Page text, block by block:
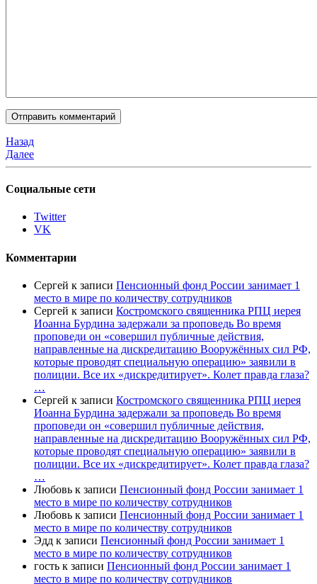
Назад
Далее
Социальные сети
Twitter
VK
Комментарии
Сергей к записи Пенсионный фонд России занимает 1
место в мире по количеству сотрудников
Сергей к записи Костромского священника РПЦ иерея
Иоанна Бурдина задержали за проповедь Во время
проповеди он «совершил публичные действия,
направленные на дискредитацию Вооружённых сил РФ,
которые проводят специальную операцию» заявили в
полиции. Все их «дискредитирует». Колет правда глаза?
…
Сергей к записи Костромского священника РПЦ иерея
Иоанна Бурдина задержали за проповедь Во время
проповеди он «совершил публичные действия,
направленные на дискредитацию Вооружённых сил РФ,
которые проводят специальную операцию» заявили в
полиции. Все их «дискредитирует». Колет правда глаза?
…
Любовь к записи Пенсионный фонд России занимает 1
место в мире по количеству сотрудников
Любовь к записи Пенсионный фонд России занимает 1
место в мире по количеству сотрудников
Эдд к записи Пенсионный фонд России занимает 1
место в мире по количеству сотрудников
гость к записи Пенсионный фонд России занимает 1
место в мире по количеству сотрудников